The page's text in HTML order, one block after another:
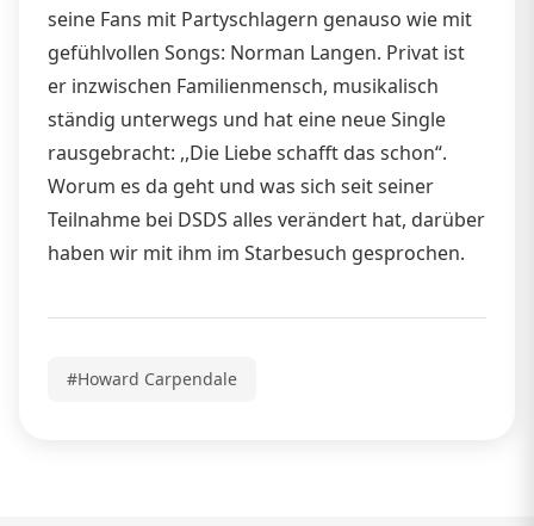
seine Fans mit Partyschlagern genauso wie mit
gefühlvollen Songs: Norman Langen. Privat ist
er inzwischen Familienmensch, musikalisch
ständig unterwegs und hat eine neue Single
rausgebracht: ,,Die Liebe schafft das schon“.
Worum es da geht und was sich seit seiner
Teilnahme bei DSDS alles verändert hat, darüber
haben wir mit ihm im Starbesuch gesprochen.
#Howard Carpendale